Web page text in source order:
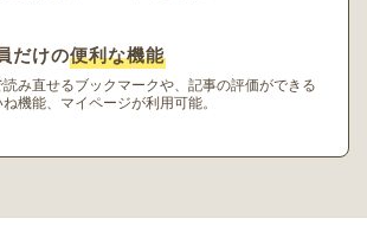
だけの便利な機能
読み直せるブックマークや、記事の評価ができる
ね機能、マイページが利用可能。